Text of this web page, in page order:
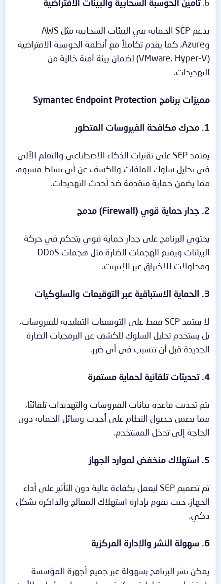
6. تأمين الحوسبة السحابية والبيئات الافتراضية
يدعم SEP الحماية في البيئات السحابية مثل AWS
وAzure، كما يقدم تكاملاً مع أنظمة الحوسبة الافتراضية
(VMware، Hyper-V) لضمان بيئة آمنة خالية من
التهديدات.
مميزات برنامج Symantec Endpoint Protection
1. محرك مكافحة الفيروسات المتطور
يعتمد SEP على تقنيات الذكاء الاصطناعي والتعلم الآلي
في تحليل سلوك الملفات والكشف عن أي نشاط مشبوه،
مما يضمن حماية متقدمة ضد أحدث التهديدات.
2. جدار حماية قوي (Firewall) مدمج
يحتوي البرنامج على جدار حماية قوي يتحكم في حركة
البيانات ويمنع الهجمات الضارة مثل هجمات DDoS
ومحاولات الاختراق عبر الإنترنت.
3. الحماية الاستباقية عبر التوقيعات والسلوكيات
لا يعتمد SEP فقط على التوقيعات التقليدية للفيروسات،
بل يستخدم تحليل السلوك للكشف عن البرمجيات الضارة
الجديدة قبل أن تتسبب في أي ضرر.
4. تحديثات تلقائية لحماية مستمرة
يتم تحديث قاعدة بيانات الفيروسات والتهديدات تلقائيًا،
مما يضمن حصول النظام على أحدث وسائل الحماية دون
الحاجة إلى تدخل المستخدم.
5. استهلاك منخفض لموارد الجهاز
تم تصميم SEP ليعمل بكفاءة عالية دون التأثير على أداء
الجهاز، حيث يقوم بإدارة استهلاك المعالج والذاكرة بشكل
ذكي.
6. سهولة النشر والإدارة المركزية
يمكن نشر البرنامج بسهولة عبر جميع أجهزة المؤسسة